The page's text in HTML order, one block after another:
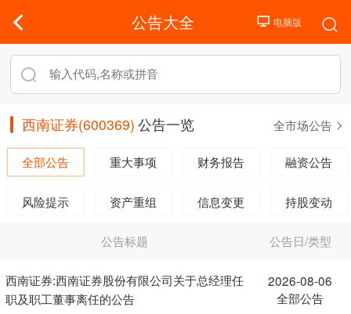
公告大全
西南证券(600369) 公告一览 全市场公告
全部公告 重大事项 财务报告 融资公告
风险提示 资产重组 信息变更 持股变动
公告标题 公告日/类型
西南证券:西南证券股份有限公司关于总经理任
职及职工董事离任的公告
2026-08-06
全部公告